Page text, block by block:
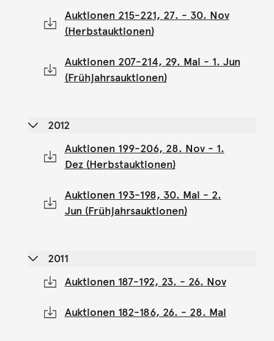
Auktionen 215-221, 27. - 30. Nov
(Herbstauktionen)
Auktionen 207-214, 29. Mai - 1. Jun
(Frühjahrsauktionen)
2012
Auktionen 199-206, 28. Nov - 1.
Dez (Herbstauktionen)
Auktionen 193-198, 30. Mai - 2.
Jun (Frühjahrsauktionen)
2011
Auktionen 187-192, 23. - 26. Nov
Auktionen 182-186, 26. - 28. Mai